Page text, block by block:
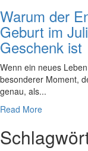
Warum der
Geburt im
Geschenk ist
Wenn ein neues
besonderer Moment,
genau, als...
Read More